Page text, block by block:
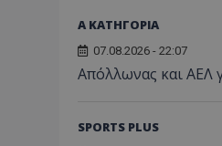
Α ΚΑΤΗΓΟΡΙΑ
07.08.2026 - 22:07
Απόλλωνας και ΑΕΛ
SPORTS PLUS